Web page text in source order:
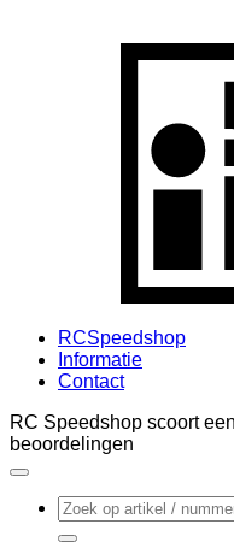
RCSpeedshop
Informatie
Contact
RC Speedshop scoort een
beoordelingen
Zoeken
naar: